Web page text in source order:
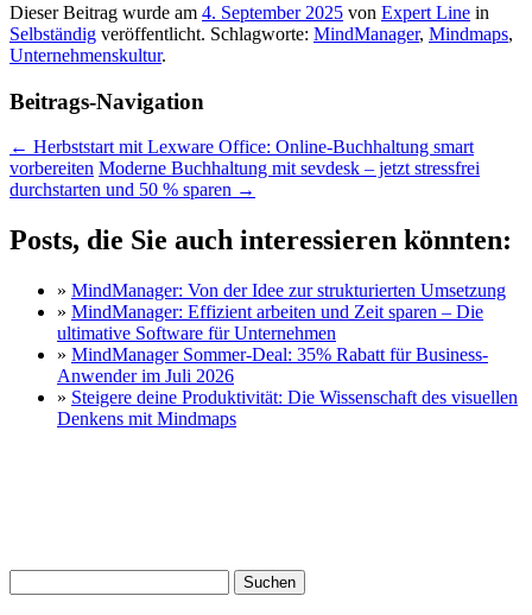
Dieser Beitrag wurde am 4. September 2025 von Expert Line in
Selbständig veröffentlicht. Schlagworte: MindManager, Mindmaps,
Unternehmenskultur.
Beitrags-Navigation
← Herbststart mit Lexware Office: Online-Buchhaltung smart
vorbereiten Moderne Buchhaltung mit sevdesk – jetzt stressfrei
durchstarten und 50 % sparen →
Posts, die Sie auch interessieren könnten:
» MindManager: Von der Idee zur strukturierten Umsetzung
» MindManager: Effizient arbeiten und Zeit sparen – Die
ultimative Software für Unternehmen
» MindManager Sommer-Deal: 35% Rabatt für Business-
Anwender im Juli 2026
» Steigere deine Produktivität: Die Wissenschaft des visuellen
Denkens mit Mindmaps
nach: